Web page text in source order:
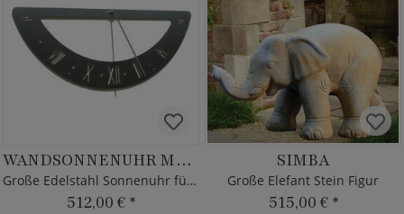
WANDSONNENUHR MAXI
Große Edelstahl Sonnenuhr für die Wand
512,00 € *
SIMBA
Große Elefant Stein Figur
515,00 € *